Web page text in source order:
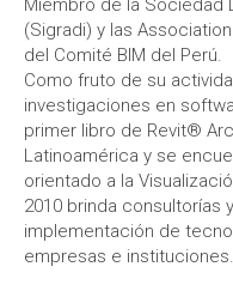
Miembro de la Sociedad
(Sigradi) y las
del Comité BIM del Perú.
Como fruto de su
investigaciones en
primer libro de Revit®
Latinoamérica y se
orientado a la
2010 brinda consultorías
implementación de
empresas e instituciones.